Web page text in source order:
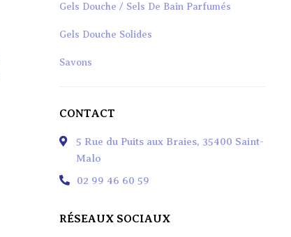
Gels Douche / Sels De Bain Parfumés
Gels Douche Solides
Savons
Savons De Soins Natures
Savons De Toilettes Parfumés
Savons Liquides
CONTACT
5 Rue du Puits aux Braies, 35400 Saint-
Malo
02 99 46 60 59
RÉSEAUX SOCIAUX